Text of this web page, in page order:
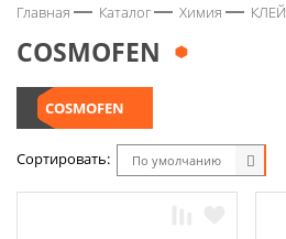
Колеса
Круги и абразивы
Главная Каталог Химия КЛЕЙ
COSMOFEN
COSMOFEN
Сортировать: По умолчанию